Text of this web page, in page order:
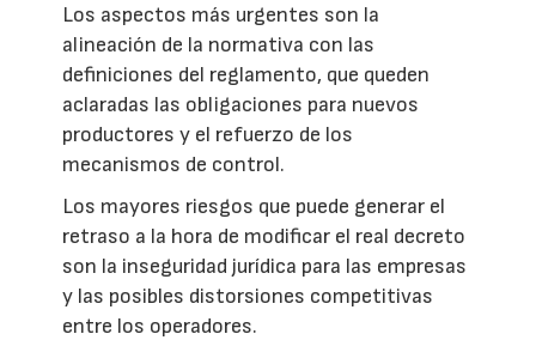
Los aspectos más urgentes son la
alineación de la normativa con las
definiciones del reglamento, que queden
aclaradas las obligaciones para nuevos
productores y el refuerzo de los
mecanismos de control.
Los mayores riesgos que puede generar el
retraso a la hora de modificar el real decreto
son la inseguridad jurídica para las empresas
y las posibles distorsiones competitivas
entre los operadores.